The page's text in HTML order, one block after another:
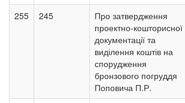
255 245
Про затвердження
проектно-кошторисної
документації та
виділення коштів на
спорудження
бронзового погруддя
Поповича П.Р.